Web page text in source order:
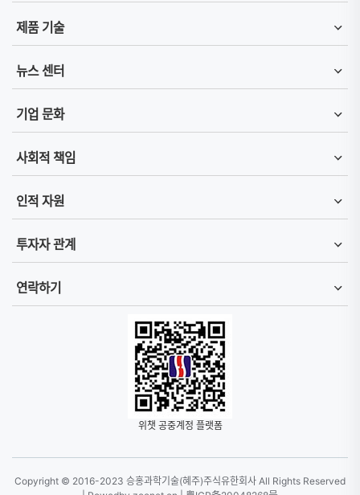
제품 기술
뉴스 센터
기업 문화
사회적 책임
인적 자원
투자자 관계
연락하기
위챗 공중계정 플랫폼
Copyright © 2016-2023 승홍과학기술(혜주)주식유한회사 All Rights Reserved